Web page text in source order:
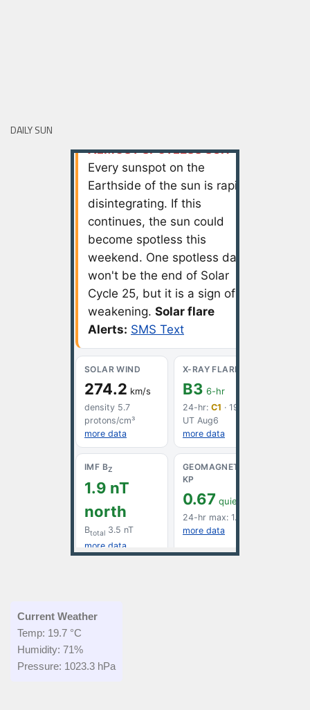
DAILY SUN
Current Weather
Temp: 19.7 °C
Humidity: 71%
Pressure: 1023.3 hPa